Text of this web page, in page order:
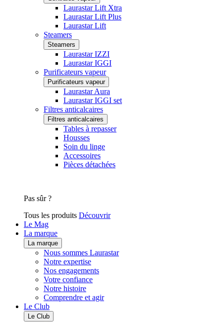
Laurastar Lift Xtra
Laurastar Lift Plus
Laurastar Lift
Steamers
Steamers
Laurastar IZZI
Laurastar IGGI
Purificateurs vapeur
Purificateurs vapeur
Laurastar Aura
Laurastar IGGI set
Filtres anticalcaires
Filtres anticalcaires
Tables à repasser
Housses
Soin du linge
Accessoires
Pièces détachées
Pas sûr ?
Tous les produits Découvrir
Le Mag
La marque
La marque
Nous sommes Laurastar
Notre expertise
Nos engagements
Votre confiance
Notre histoire
Comprendre et agir
Le Club
Le Club